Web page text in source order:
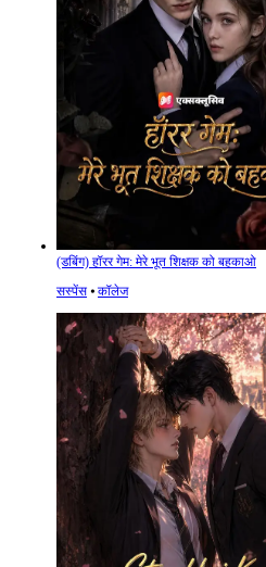
(डबिंग) हॉरर गेम: मेरे भूत शिक्षक को बहकाओ
सस्पेंस ⦁ कॉलेज